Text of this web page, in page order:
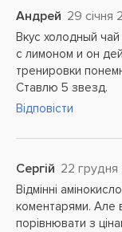
Андрей 29 січня
Вкус холодный
с лимоном и он
тренировки
Ставлю 5 звезд.
Відповісти
Сергій 22 грудня
Відмінні
коментарями. Але
порівнювати з